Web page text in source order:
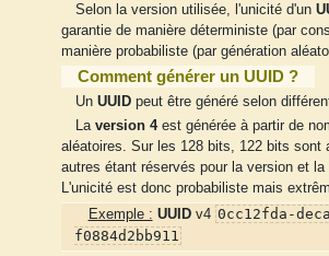
Selon la version utilisée, l'unicité d'un
garantie de manière déterministe (par
manière probabiliste (par génération
Comment générer un UUID ?
Un UUIDpeut être généré selon
La version 4est générée à partir de
aléatoires. Sur les 128 bits, 122 bits sont
autres étant réservés pour la version et la
L'unicité est donc probabiliste mais
Exemple : UUIDv4 0cc12fda-
f0884d2bb911